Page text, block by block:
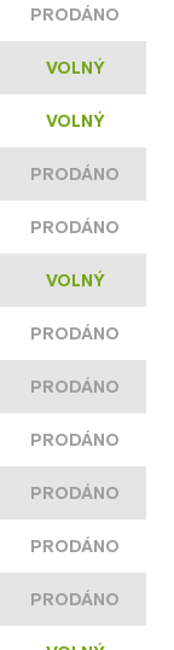
PRODÁNO
VOLNÝ
VOLNÝ
PRODÁNO
PRODÁNO
VOLNÝ
PRODÁNO
PRODÁNO
PRODÁNO
PRODÁNO
PRODÁNO
PRODÁNO